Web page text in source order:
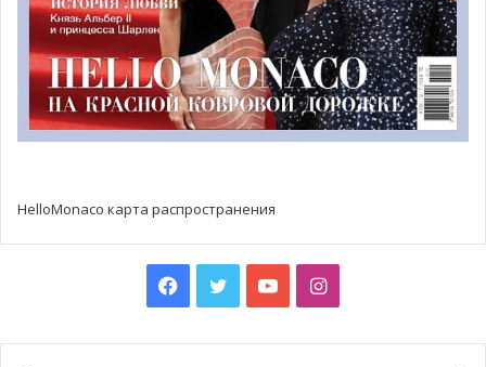
HelloMonaco карта распространения
Facebook
TwitterYouTubeInstagram